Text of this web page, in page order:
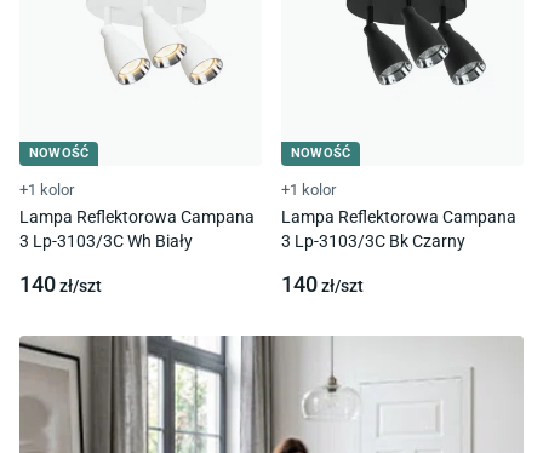
NOWOŚĆ
+1 kolor
Lampa Reflektorowa Campana
3 Lp-3103/3C Wh Biały
140zł/szt
NOWOŚĆ
+1 kolor
Lampa Reflektorowa Campana
3 Lp-3103/3C Bk Czarny
140zł/szt